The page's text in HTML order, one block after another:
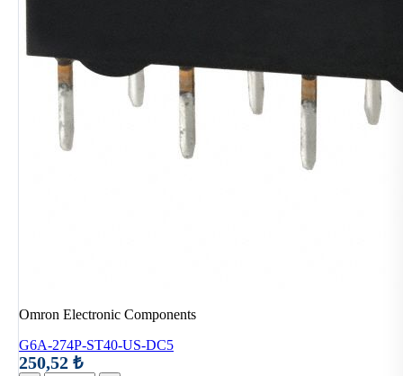
Omron Electronic Components
G6A-274P-ST40-US-DC5
250,52 ₺